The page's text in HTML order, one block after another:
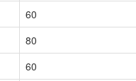
60
80
60